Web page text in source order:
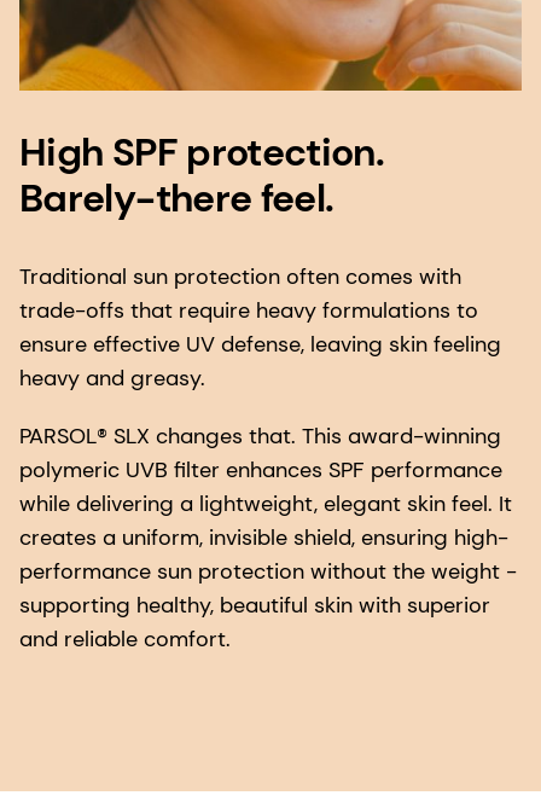
High SPF protection.
Barely-there feel.
Traditional sun protection often comes with
trade-offs that require heavy formulations to
ensure effective UV defense, leaving skin feeling
heavy and greasy.
PARSOL® SLX changes that. This award-winning
polymeric UVB filter enhances SPF performance
while delivering a lightweight, elegant skin feel. It
creates a uniform, invisible shield, ensuring high-
performance sun protection without the weight -
supporting healthy, beautiful skin with superior
and reliable comfort.